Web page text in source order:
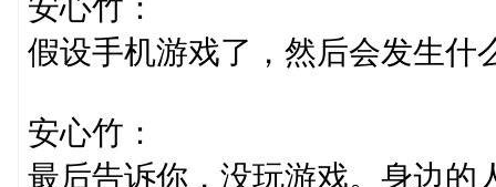
安心竹：
假设手机游戏了，然后会发生什
安心竹：
最后告诉你，没玩游戏。身边的